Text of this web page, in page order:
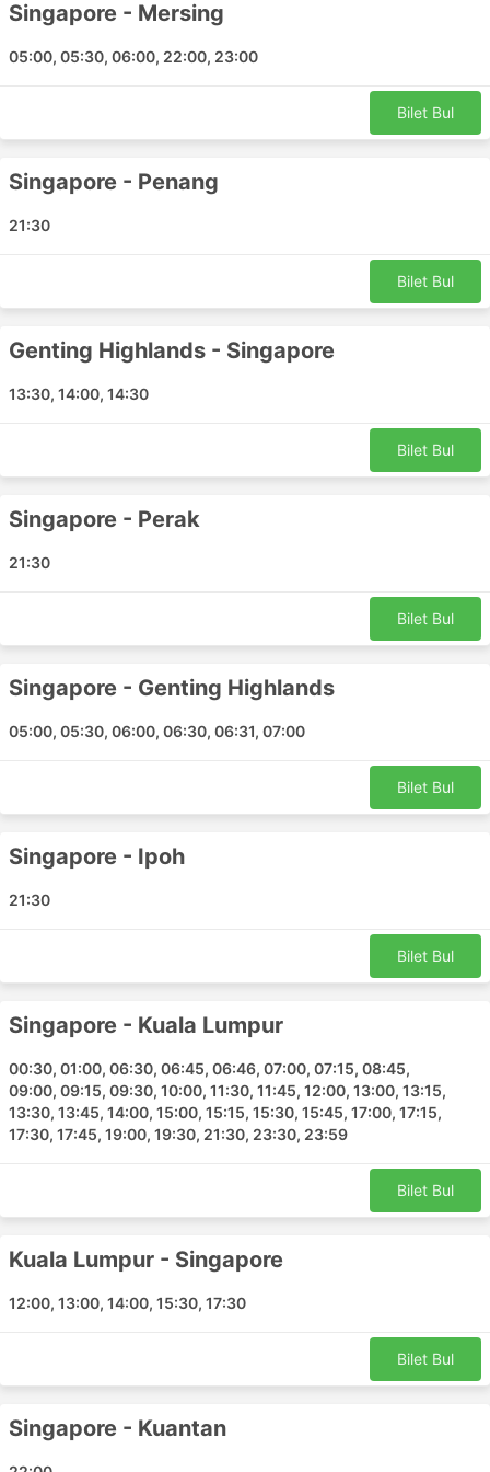
Singapore
Mersing
Sungai Petani
Jerteh
Berjaya Times Meydanı
Terminal Shah Alam Section 17
Bus Terminal Kota Bharu
Kuala Terengganu
Hatten Otel Melaka
TBS Kuala Lumpur
Changloon
Shah Alam
Prangin AVM
Genting Highlands
Peringat
Butterworth
Pulau Tioman
Melaka Sentral
Rantau Panjang
Kluang Otobüs Terminali
Kangar
Muar
Taman Ungku Tun Aminah
Melor
JB Merlin Tower
Singapore - Mersing
05:00, 05:30, 06:00, 22:00, 23:00
Bilet Bul
Singapore - Penang
21:30
Bilet Bul
Genting Highlands - Singapore
13:30, 14:00, 14:30
Bilet Bul
Singapore - Perak
21:30
Bilet Bul
Singapore - Genting Highlands
05:00, 05:30, 06:00, 06:30, 06:31, 07:00
Bilet Bul
Singapore - Ipoh
21:30
Bilet Bul
Singapore - Kuala Lumpur
00:30, 01:00, 06:30, 06:45, 06:46, 07:00, 07:15, 08:45,
09:00, 09:15, 09:30, 10:00, 11:30, 11:45, 12:00, 13:00, 13:15,
13:30, 13:45, 14:00, 15:00, 15:15, 15:30, 15:45, 17:00, 17:15,
17:30, 17:45, 19:00, 19:30, 21:30, 23:30, 23:59
Bilet Bul
Kuala Lumpur - Singapore
12:00, 13:00, 14:00, 15:30, 17:30
Bilet Bul
Singapore - Kuantan